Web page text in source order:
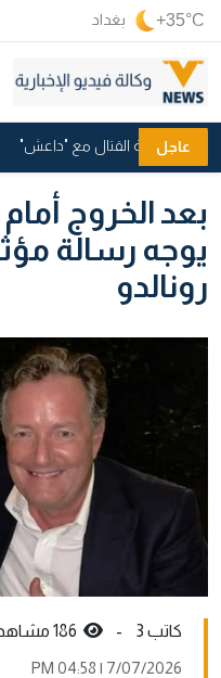
+35°C بغداد
عاجل
بتهمة القتال مع "داعش"
بعد الخروج
يوجه رسالة
رونالدو
كاتب 3 -
7/07/2026 | 04:58 PM